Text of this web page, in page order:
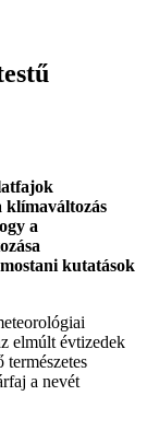
klímaváltozás
a
kutatások
elmúlt évtizedek
a nevét